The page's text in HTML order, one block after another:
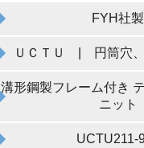
FYH社製
ＵＣＴＵ | 円筒穴、
溝形鋼製フレーム付き
ニット
UCTU211-